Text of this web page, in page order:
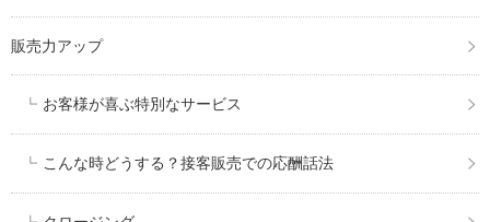
販売力アップ
お客様が喜ぶ特別なサービス
こんな時どうする？接客販売での応酬話法